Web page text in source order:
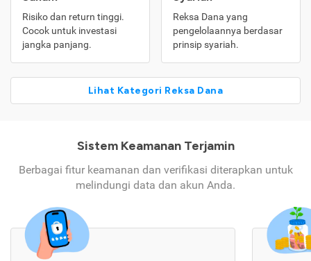
Risiko dan return tinggi.
Cocok untuk investasi
jangka panjang.
Reksa Dana yang
pengelolaannya berdasar
prinsip syariah.
Lihat Kategori Reksa Dana
Sistem Keamanan Terjamin
Berbagai fitur keamanan dan verifikasi diterapkan untuk
melindungi data dan akun Anda.